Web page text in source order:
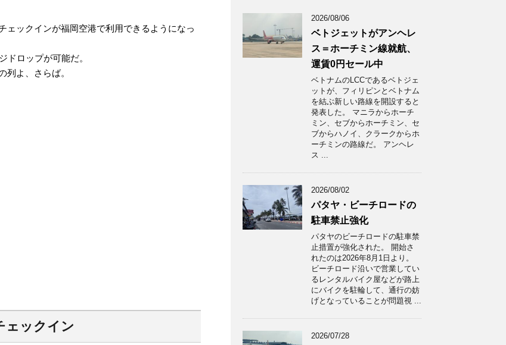
ェックインが福岡空港で利用できるようになっ
ドロップが可能だ。
列よ、さらば。
ェックイン
2026/08/06
ベトジェットがアンヘレ
ス＝ホーチミン線就航、
運賃0円セール中
ベトナムのLCCであるベトジェ
ットが、フィリピンとベトナム
を結ぶ新しい路線を開設すると
発表した。 マニラからホーチ
ミン、セブからホーチミン、セ
ブからハノイ、クラークからホ
ーチミンの路線だ。 アンヘレ
ス ...
2026/08/02
パタヤ・ビーチロードの
駐車禁止強化
パタヤのビーチロードの駐車禁
止措置が強化された。 開始さ
れたのは2026年8月1日より。
ビーチロード沿いで営業してい
るレンタルバイク屋などが路上
にバイクを駐輪して、通行の妨
げとなっていることが問題視 ...
2026/07/28